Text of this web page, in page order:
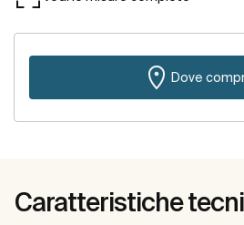
Dove
Caratteristiche